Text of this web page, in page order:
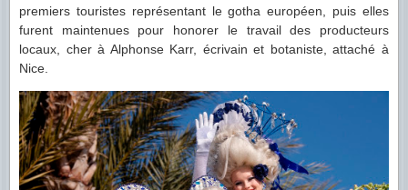
premiers touristes représentant le gotha européen, puis elles
furent maintenues pour honorer le travail des producteurs
locaux, cher à Alphonse Karr, écrivain et botaniste, attaché à
Nice.